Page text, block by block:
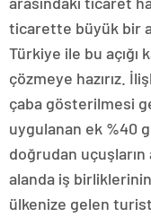
ticarette büyük bir
Türkiye ile bu açığı
çözmeye hazırız.
çaba gösterilmesi
uygulanan ek %40
doğrudan uçuşların
alanda iş
ülkenize gelen turist